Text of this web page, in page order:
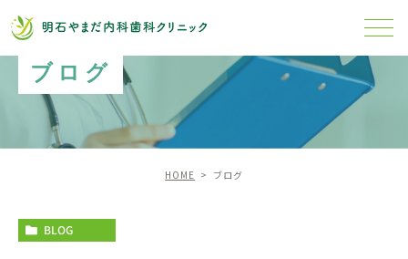
ブログ
HOME ブログ
BLOG